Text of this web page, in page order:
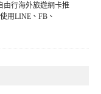
由行海外旅遊網卡推
用LINE、FB、